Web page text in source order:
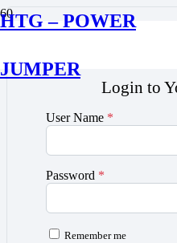
HTG – POWER
JUMPER
Login to
User Name *
Password *
Remember me